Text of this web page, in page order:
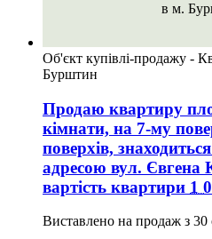
в м.
Об'єкт купівлі-продажу -
Бурштин
Продаю квартиру
кімнати, на 7-му
поверхів,
адресою вул. Євгена
вартість квартири 1
Виставлено на продаж з 30